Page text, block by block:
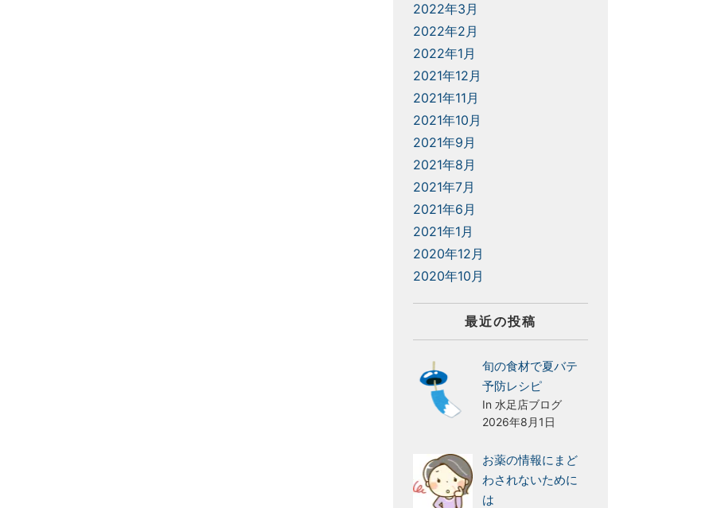
2022年3月
2022年2月
2022年1月
2021年12月
2021年11月
2021年10月
2021年9月
2021年8月
2021年7月
2021年6月
2021年1月
2020年12月
2020年10月
最近の投稿
旬の食材で夏バテ
予防レシピ
In 水足店ブログ
2026年8月1日
お薬の情報にまど
わされないために
は